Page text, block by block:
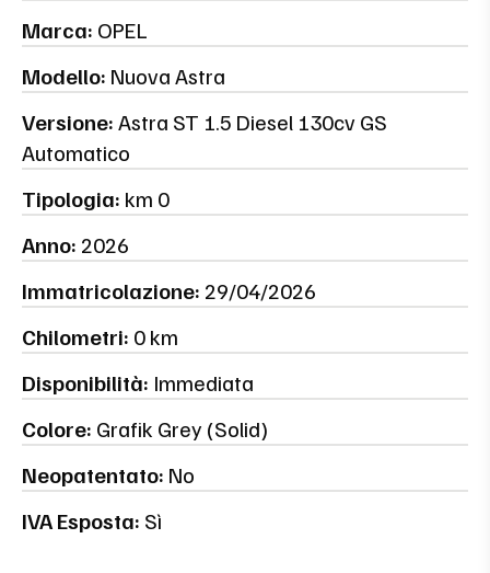
Marca: OPEL
Modello: Nuova Astra
Versione:Astra ST 1.5 Diesel 130cv GS
Automatico
Tipologia: km 0
Anno: 2026
Immatricolazione: 29/04/2026
Chilometri: 0 km
Disponibilità: Immediata
Colore: Grafik Grey (Solid)
Neopatentato: No
IVA Esposta: Sì